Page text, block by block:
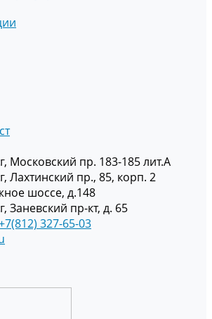
Московский пр. 183-185 лит.А
Лахтинский пр., 85, корп. 2
шоссе, д.148
Заневский пр-кт, д. 65
327-65-03